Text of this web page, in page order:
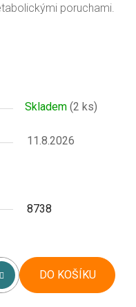
poruchami.
Skladem (2 ks)
11.8.2026
8738
DO KOŠÍKU